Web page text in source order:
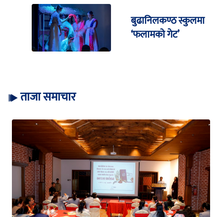
बुढानिलकण्ठ स्कुलमा
‘फलामको गेट’
ताजा समाचार